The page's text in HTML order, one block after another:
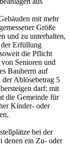
mit mehr
Größe
und zu unterhalten,
der Erfüllung
die Pflicht
Senioren und
Bauherrn auf
Ablösebetrag 5
darf; mit
die Gemeinde für
Kinder- oder
bei der
denen ein Zu- oder